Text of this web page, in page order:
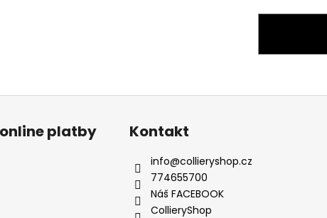
platby Kontakt
info@collieryshop.cz
774655700
Náš FACEBOOK
CollieryShop